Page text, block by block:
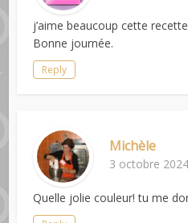
j’aime beaucoup cette
Bonne journée.
Reply
Michèle
3 octobre
Quelle jolie couleur! tu me